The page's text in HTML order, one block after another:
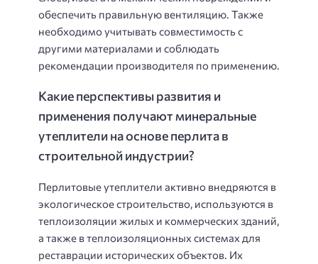
обеспечить правильную вентиляцию. Также
необходимо учитывать совместимость с
другими материалами и соблюдать
рекомендации производителя по применению.
Какие перспективы развития и
применения получают минеральные
утеплители на основе перлита в
строительной индустрии?
Перлитовые утеплители активно внедряются в
экологическое строительство, используются в
теплоизоляции жилых и коммерческих зданий,
а также в теплоизоляционных системах для
реставрации исторических объектов. Их